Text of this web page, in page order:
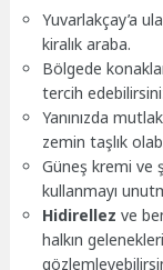
Yuvarlakçay’a
kiralık araba.
Bölgede
tercih
Yanınızda
zemin taşlık
Güneş kremi ve
kullanmayı
Hidirellez ve
halkın